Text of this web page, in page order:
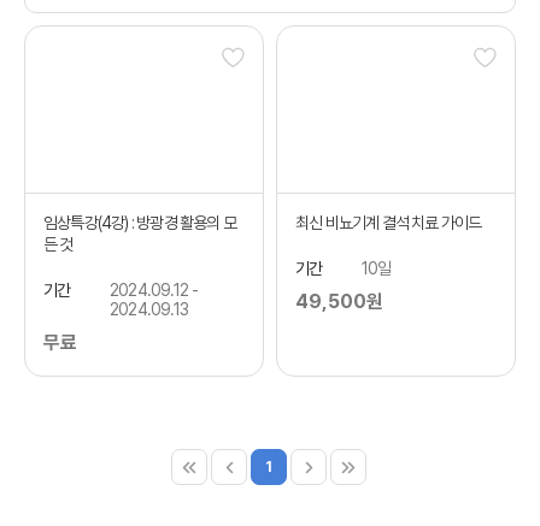
임상특강(4강) : 방광경 활용의 모
든 것
기간
2024.09.12 -
2024.09.13
무료
최신 비뇨기계 결석 치료 가이드
기간 10일
49,500원
1